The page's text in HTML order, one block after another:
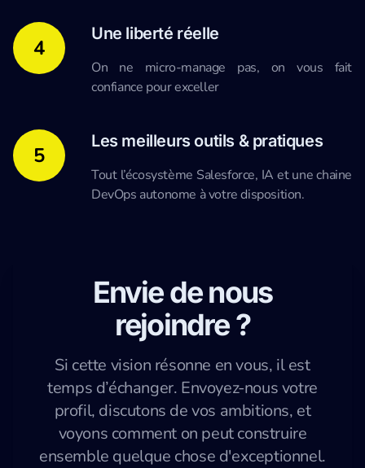
4
Une liberté réelle
On ne micro-manage pas, on vous fait
confiance pour exceller
5
Les meilleurs outils & pratiques
Tout l’écosystème Salesforce, IA et une chaine
DevOps autonome à votre disposition.
Envie de nous
rejoindre ?
Si cette vision résonne en vous, il est
temps d’échanger. Envoyez-nous votre
profil, discutons de vos ambitions, et
voyons comment on peut construire
ensemble quelque chose d'exceptionnel.